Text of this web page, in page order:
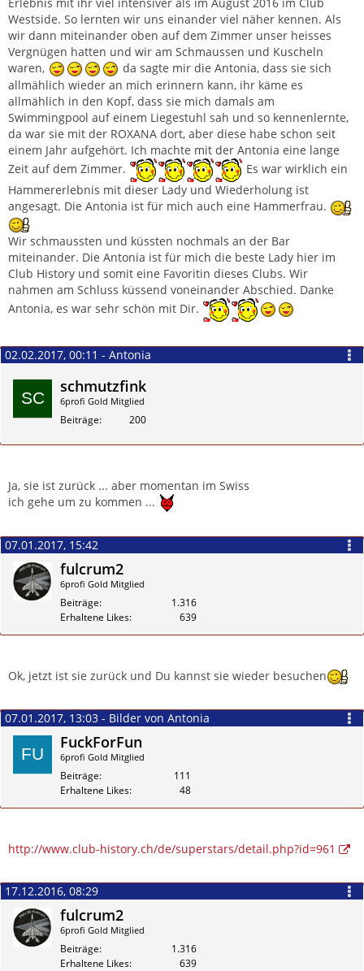
Westside. So lernten wir uns einander viel näher kennen. Als
wir dann miteinander oben auf dem Zimmer unser heisses
Vergnügen hatten und wir am Schmaussen und Kuscheln
waren,
da sagte mir die Antonia, dass sie sich
allmählich wieder an mich erinnern kann, ihr käme es
allmählich in den Kopf, dass sie mich damals am
Swimmingpool auf einem Liegestuhl sah und so kennenlernte,
da war sie mit der ROXANA dort, aber diese habe schon seit
einem Jahr aufgehört. Ich machte mit der Antonia eine lange
Zeit auf dem Zimmer.
Es war wirklich ein
Hammererlebnis mit dieser Lady und Wiederholung ist
angesagt. Die Antonia ist für mich auch eine Hammerfrau.
Wir schmaussten und küssten nochmals an der Bar
miteinander. Die Antonia ist für mich die beste Lady hier im
Club History und somit eine Favoritin dieses Clubs. Wir
nahmen am Schluss küssend voneinander Abschied. Danke
Antonia, es war sehr schön mit Dir.
02.02.2017, 00:11 - Antonia
schmutzfink
6profi Gold Mitglied
Beiträge 200
Ja, sie ist zurück ... aber momentan im Swiss
ich gehe um zu kommen ...
07.01.2017, 15:42
fulcrum2
6profi Gold Mitglied
Beiträge
1.316
Erhaltene Likes
639
Ok, jetzt ist sie zurück und Du kannst sie wieder besuchenZitieren
07.01.2017, 13:03 - Bilder von Antonia
FuckForFun
6profi Gold Mitglied
Beiträge
111
Erhaltene Likes
48
http://www.club-history.ch/de/superstars/detail.php?id=961Zitieren
17.12.2016, 08:29
fulcrum2
6profi Gold Mitglied
Beiträge
1.316
Erhaltene Likes
639